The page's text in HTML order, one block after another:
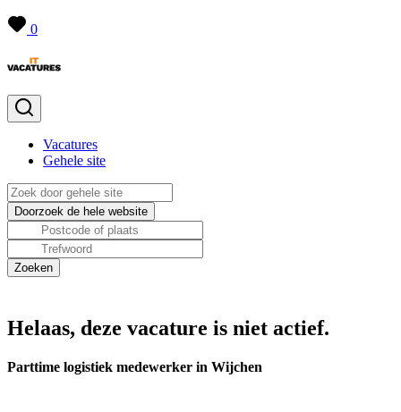
0
Vacatures
Gehele site
Helaas, deze vacature is niet actief.
Parttime logistiek medewerker in Wijchen